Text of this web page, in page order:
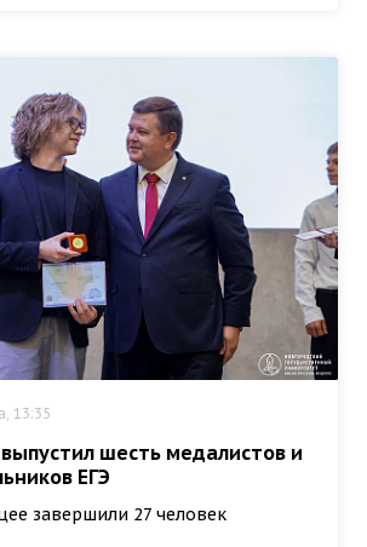
13:35
шесть медалистов и
ЕГЭ
завершили 27 человек